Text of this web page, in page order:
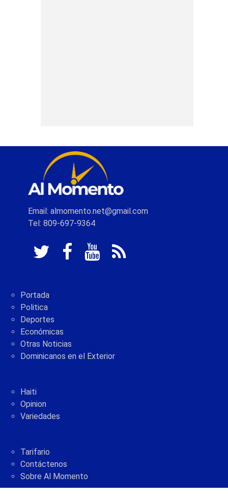
Email: almomento.net@gmail.com
Tel: 809-697-9364
Portada
Politica
Deportes
Económicas
Otras Noticias
Dominicanos en el Exterior
Haiti
Opinion
Variedades
Tarifario
Contáctenos
Sobre Al Momento